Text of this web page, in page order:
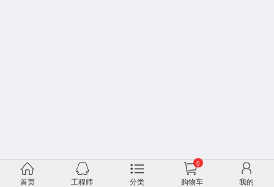
首页 工程师 分类
0
购物车 我的